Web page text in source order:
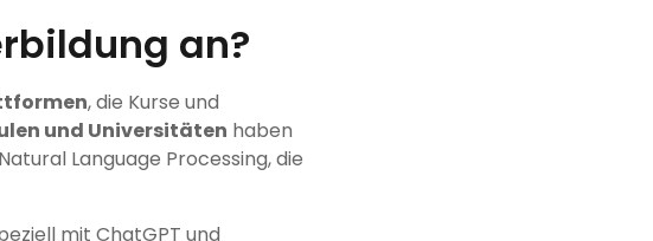
an?
, die Kurse und
und Universitäten haben
Language Processing, die
mit ChatGPT und